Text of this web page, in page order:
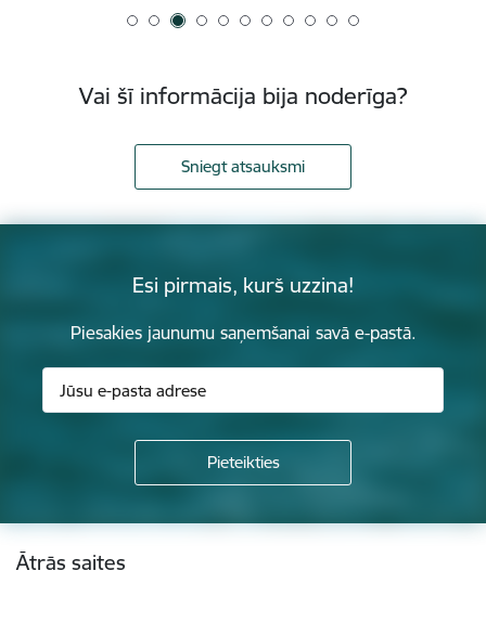
Vai šī informācija bija noderīga?
Sniegt atsauksmi
Esi pirmais, kurš uzzina!
Piesakies jaunumu saņemšanai savā e-pastā.
Kājene
Ātrās saites